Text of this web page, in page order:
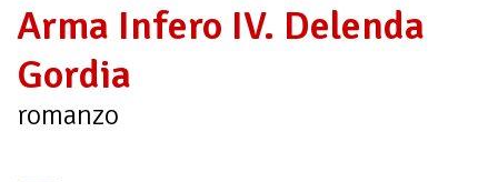
Arma Infero IV. Delenda
Gordia
romanzo